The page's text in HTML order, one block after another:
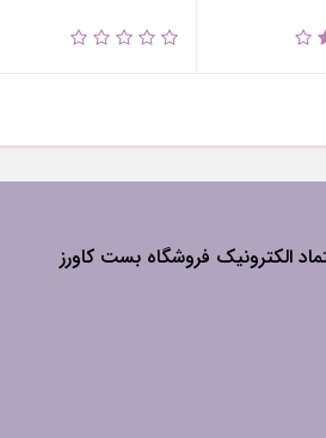
الکترونیک فروشگاه بست کاورز